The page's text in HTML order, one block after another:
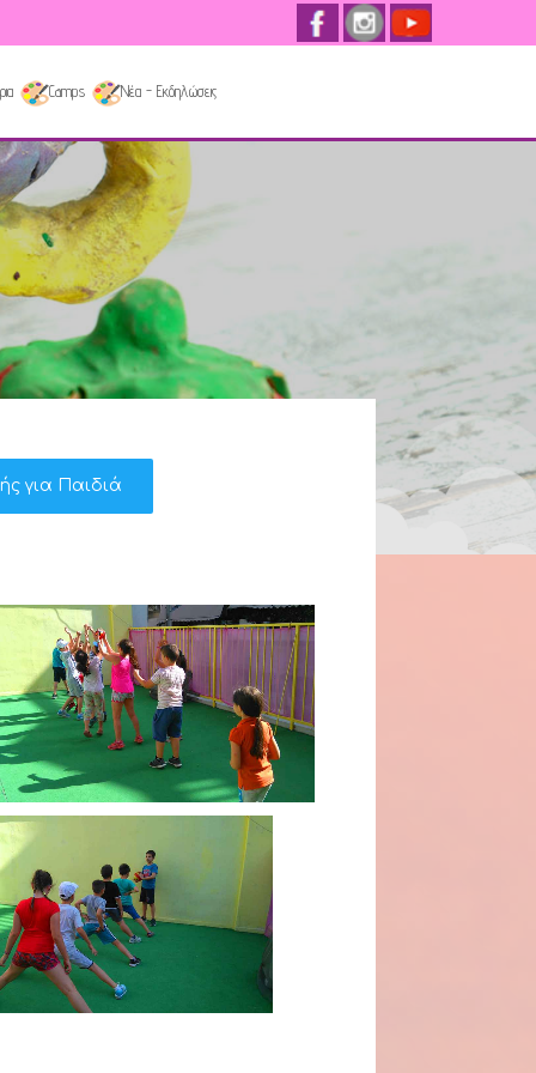
Camps Νέα - Εκδηλώσεις
για Παιδιά